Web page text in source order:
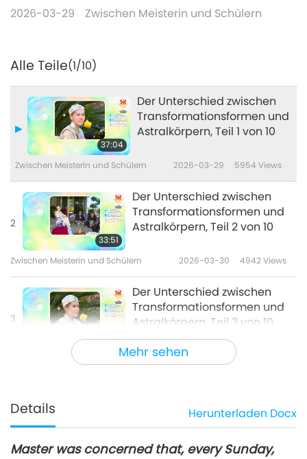
2026-03-29 Zwischen Meisterin und Schülern
Mehr sehen
Alle Teile(1/10)
37:04
Der Unterschied zwischen
Transformationsformen und
Astralkörpern, Teil 1 von 10
Zwischen Meisterin und Schülern 2026-03-29 5954 Views
2
33:51
Der Unterschied zwischen
Transformationsformen und
Astralkörpern, Teil 2 von 10
Zwischen Meisterin und Schülern 2026-03-30 4942Views
3
Der Unterschied zwischen
Transformationsformen und
Astralkörpern, Teil 3 von 10
Zwischen Meisterin und Schülern 2026-03-31
4
34:23
Astralkörpern, Teil 4 von 10
Zwischen Meisterin und Schülern 2026-04-01 4710Views
Details Herunterladen Docx
Master was concerned that, every Sunday,